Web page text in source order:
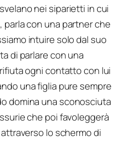
nei siparietti in cui
parla con una partner che
intuire solo dal suo
di parlare con una
ogni contatto con lui
una figlia pure sempre
domina una sconosciuta
che poi favoleggerà
attraverso lo schermo di